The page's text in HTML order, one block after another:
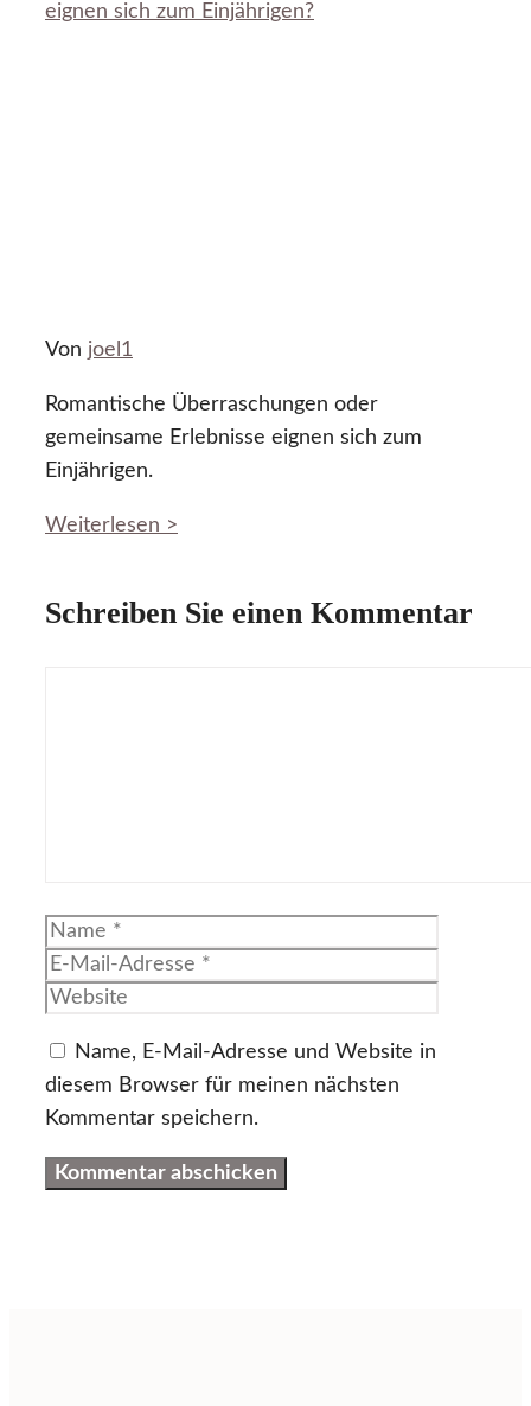
eignen sich zum Einjährigen?
Von joel1
Romantische Überraschungen oder
gemeinsame Erlebnisse eignen sich zum
Einjährigen.
Weiterlesen >
Schreiben Sie einen Kommentar
Name
Name, E-Mail-Adresse und Website in
diesem Browser für meinen nächsten
Kommentar speichern.